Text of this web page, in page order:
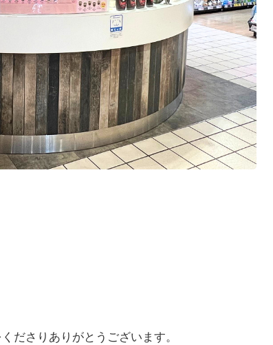
ださりありがとうございます。